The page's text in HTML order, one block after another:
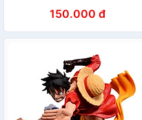
150.000 đ